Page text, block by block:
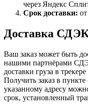
через Яндекс
Срок доставки:
Доставка
Ваш заказ может быть
нашими партнёрами
доставки груза в
Получить заказ в
указанному адресу
срок, установленный